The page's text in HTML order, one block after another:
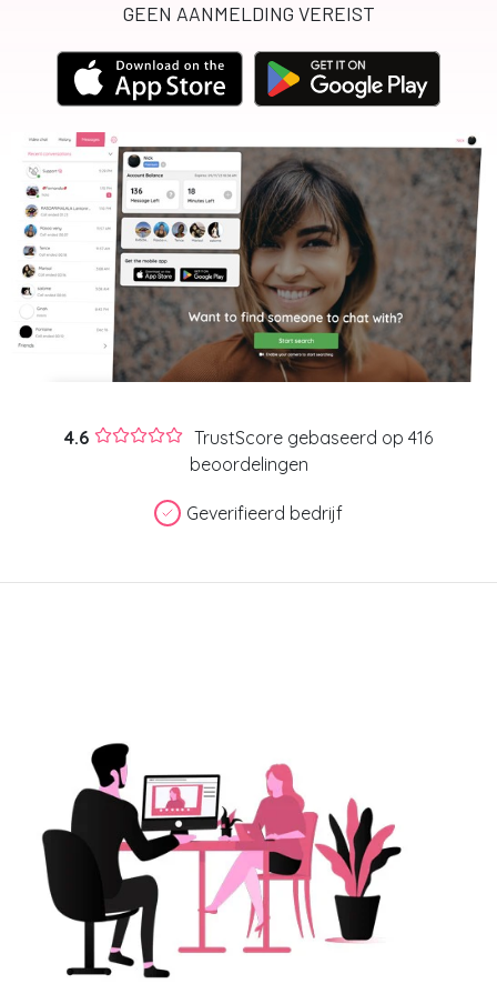
GEEN AANMELDING VEREIST
4.6
TrustScore gebaseerd op 416
beoordelingen
Geverifieerd bedrijf